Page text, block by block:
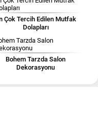
Çok Tercih Edilen Mutfak
Dolapları
Bohem Tarzda Salon
Dekorasyonu